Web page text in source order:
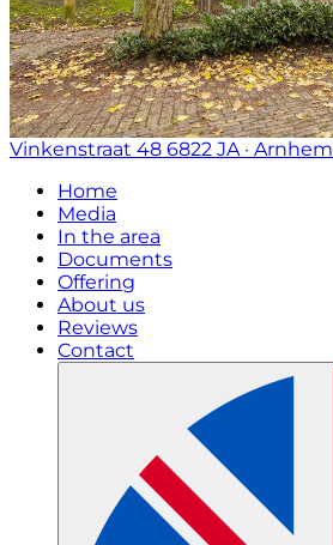
Vinkenstraat 48 6822 JA · Arnhem
Home
Media
In the area
Documents
Offering
About us
Reviews
Contact